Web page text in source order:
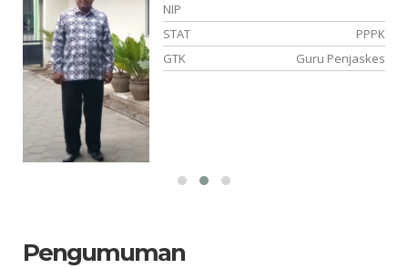
NIP
STAT
PPPK
GTK
Guru Penjaskes
Pengumuman